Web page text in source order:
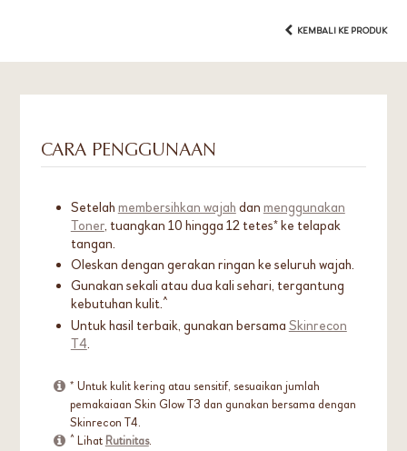
KEMBALI KE PRODUK
CARA PENGGUNAAN
Setelah membersihkan wajah dan menggunakan
Toner, tuangkan 10 hingga 12 tetes* ke telapak
tangan.
Oleskan dengan gerakan ringan ke seluruh wajah.
Gunakan sekali atau dua kali sehari, tergantung
kebutuhan kulit.^
Untuk hasil terbaik, gunakan bersama Skinrecon
T4
* Untuk kulit kering atau sensitif, sesuaikan jumlah
pemakaiaan Skin Glow T3 dan gunakan bersama dengan
Skinrecon T4.
^ Lihat Rutinitas.